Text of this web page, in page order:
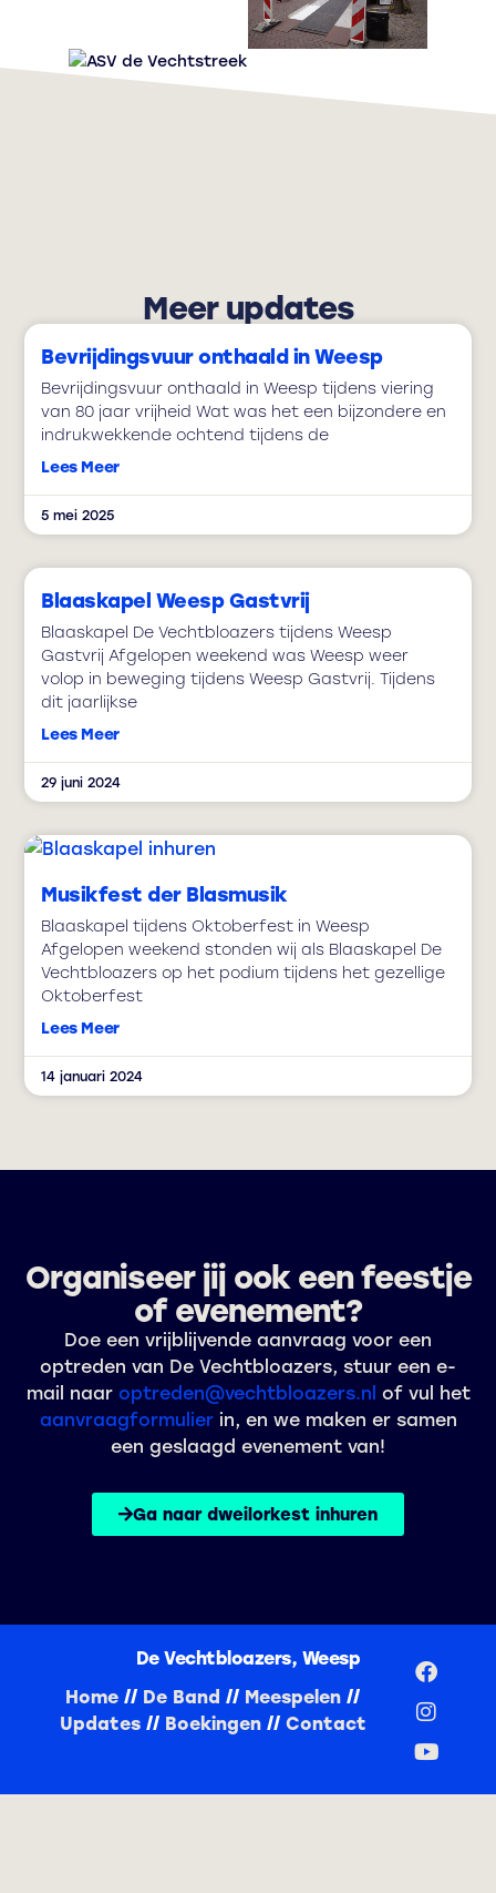
Meer updates
Bevrijdingsvuur onthaald in Weesp
Bevrijdingsvuur onthaald in Weesp tijdens viering
van 80 jaar vrijheid Wat was het een bijzondere en
indrukwekkende ochtend tijdens de
Lees Meer
5 mei 2025
Blaaskapel Weesp Gastvrij
Blaaskapel De Vechtbloazers tijdens Weesp
Gastvrij Afgelopen weekend was Weesp weer
volop in beweging tijdens Weesp Gastvrij. Tijdens
dit jaarlijkse
Lees Meer
29 juni 2024
Musikfest der Blasmusik
Blaaskapel tijdens Oktoberfest in Weesp
Afgelopen weekend stonden wij als Blaaskapel De
Vechtbloazers op het podium tijdens het gezellige
Oktoberfest
Lees Meer
14 januari 2024
Organiseer jij ook een feestje
of evenement?
Doe een vrijblijvende aanvraag voor een
optreden van De Vechtbloazers, stuur een e-
mail naar optreden@vechtbloazers.nl of vul het
aanvraagformulierin, en we maken er samen
een geslaagd evenement van!
Ga naar dweilorkest inhuren
De Vechtbloazers, Weesp
Home // De Band // Meespelen //
Updates// Boekingen// Contact